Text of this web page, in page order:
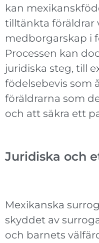
kan
tilltänkta föräldrar
medborgarskap i
Processen kan
juridiska steg, till
födelsebevis som
föräldrarna som
och att säkra ett
Juridiska och
Mexikanska
skyddet av
och barnets